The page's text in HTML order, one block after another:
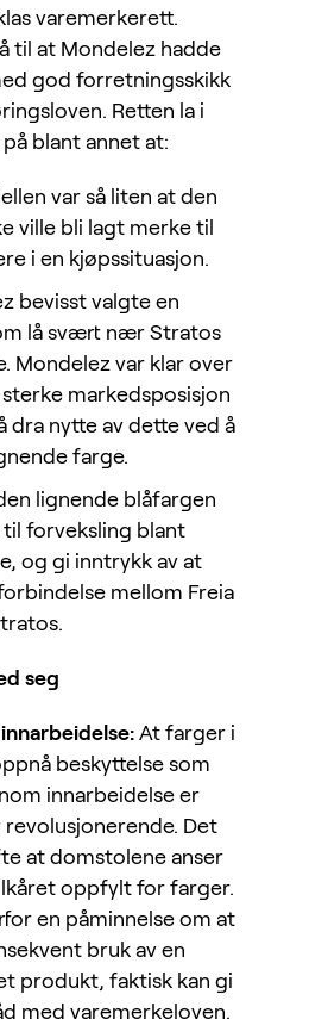
varemerkerett.
til at Mondelez hadde
god forretningsskikk
Retten la i
blant annet at:
var så liten at den
ville bli lagt merke til
i en kjøpssituasjon.
bevisst valgte en
lå svært nær Stratos
Mondelez var klar over
markedsposisjon
dra nytte av dette ved å
farge.
lignende blåfargen
forveksling blant
og gi inntrykk av at
mellom Freia
seg
At farger i
beskyttelse som
innarbeidelse er
Det
at domstolene anser
oppfylt for farger.
en påminnelse om at
bruk av en
produkt, faktisk kan gi
med varemerkeloven.